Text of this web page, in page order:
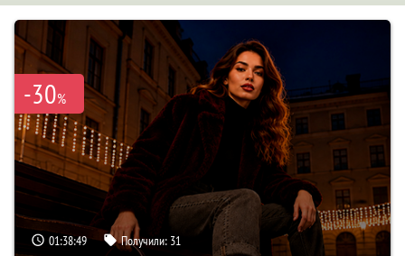
-30%
01:38:48 Получили: 31